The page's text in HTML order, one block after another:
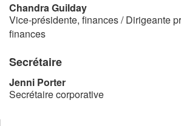
Chandra Guilday
Vice-présidente, finances / Dirigeante
finances
Secrétaire
Jenni Porter
Secrétaire corporative